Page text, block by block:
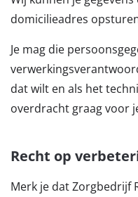
domicilieadres
Je mag die
dat wilt en als het
overdracht graag voor
Recht op
Merk je dat Zorgbedrijf